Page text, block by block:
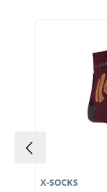
X-SOCKS